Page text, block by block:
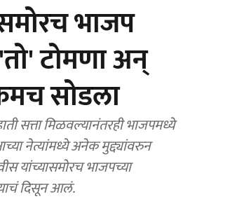
भाजप
टोमणा अन्
सोडला
सत्ता मिळवल्यानंतरही भाजपमध्ये
यांच्यासमोरच भाजपच्या
दिसून आलं.